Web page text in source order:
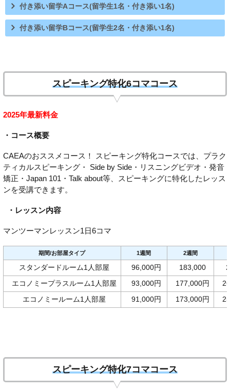
付き添い留学Aコース(留学生1名・付き添い1名)
付き添い留学Bコース(留学生2名・付き添い1名)
スピーキング特化6コマコース
2025年最新料金
・コース概要
CAEAのおススメコース！ スピーキング特化コースでは、プラク
ティカルスピーキング・ Side by Side・リスニングビデオ・発音
矯正・Japan 101・Talk about等、スピーキングに特化したレッス
ンを受講できます。
・レッスン内容
マンツーマンレッスン1日6コマ
期間/お部屋タイプ 1週間 2週間
スタンダードルーム1人部屋 96,000円 183,000
エコノミープラスルーム1人部屋 93,000円 177,000円
エコノミールーム1人部屋 91,000円 173,000円
スピーキング特化7コマコース